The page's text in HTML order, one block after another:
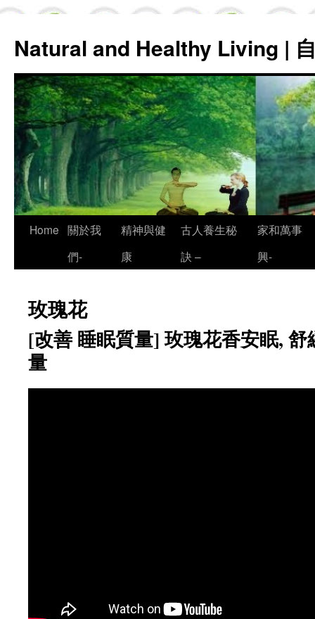
Natural and Healthy Living |
Skip
Home 關於我
們-
精神與健
康
古人養生秘
訣 –
家和萬事
興-
玫瑰花
[改善 睡眠質量] 玫瑰花香安眠,
量